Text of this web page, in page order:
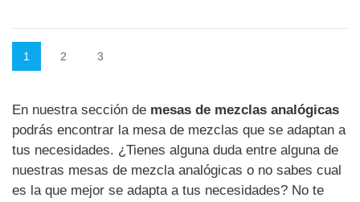
1 2 3
En nuestra sección de mesas de mezclas analógicas
podrás encontrar la mesa de mezclas que se adaptan a
tus necesidades. ¿Tienes alguna duda entre alguna de
nuestras mesas de mezcla analógicas o no sabes cual
es la que mejor se adapta a tus necesidades? No te